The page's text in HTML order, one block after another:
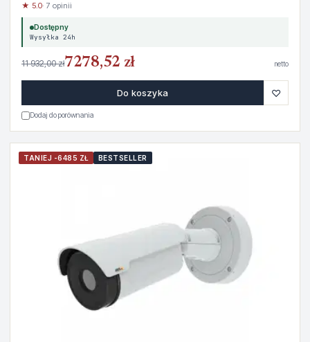
★ 5.0· 7 opinii
Dostępny
Wysyłka 24h
11 932,00 zł7278,52 zł netto
Do koszyka ♡
Dodaj do porównania
TANIEJ -6485 ZŁ BESTSELLER